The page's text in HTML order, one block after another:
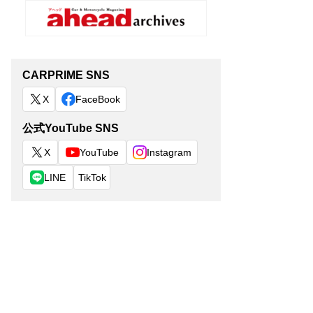
CARPRIME SNS
X FaceBook
公式YouTube SNS
X YouTube Instagram
LINE TikTok